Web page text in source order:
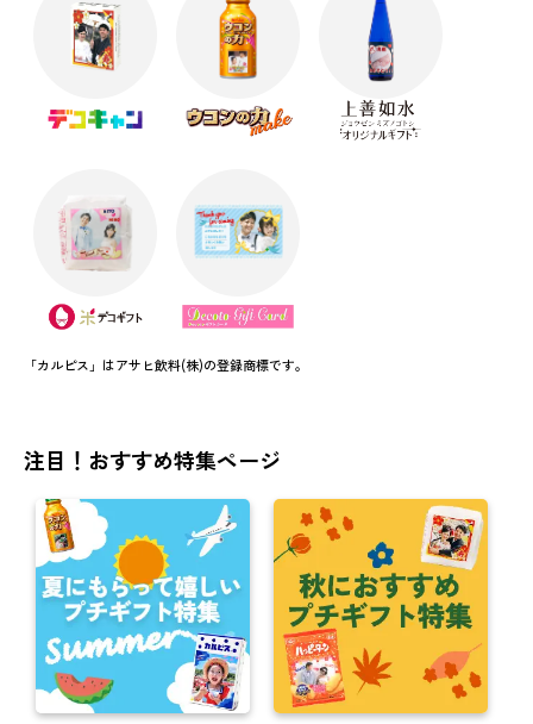
「カルピス」はアサヒ飲料(株)の登録商標です。
注目！おすすめ特集ページ